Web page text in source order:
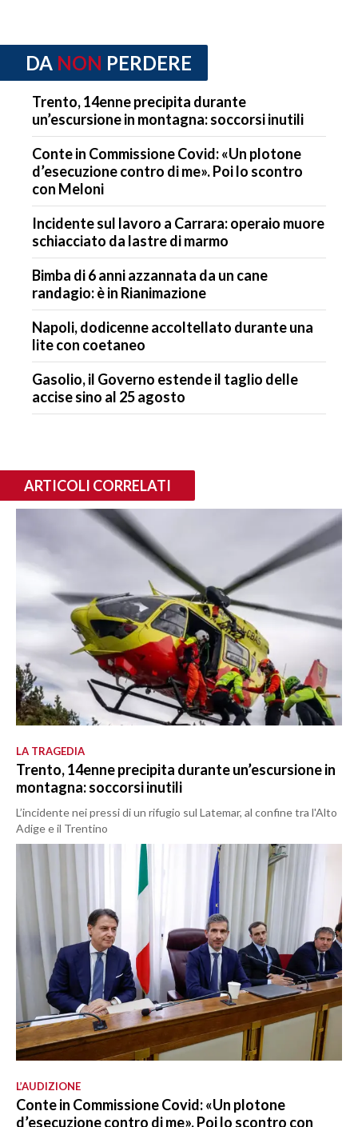
DA NON PERDERE
Trento, 14enne precipita durante
un’escursione in montagna: soccorsi inutili
Conte in Commissione Covid: «Un plotone
d’esecuzione contro di me». Poi lo scontro
con Meloni
Incidente sul lavoro a Carrara: operaio muore
schiacciato da lastre di marmo
Bimba di 6 anni azzannata da un cane
randagio: è in Rianimazione
Napoli, dodicenne accoltellato durante una
lite con coetaneo
Gasolio, il Governo estende il taglio delle
accise sino al 25 agosto
ARTICOLI CORRELATI
LA TRAGEDIA
Trento, 14enne precipita durante un’escursione in
montagna: soccorsi inutili
L’incidente nei pressi di un rifugio sul Latemar, al confine tra l'Alto
Adige e il Trentino
L’AUDIZIONE
Conte in Commissione Covid: «Un plotone
d’esecuzione contro di me». Poi lo scontro con